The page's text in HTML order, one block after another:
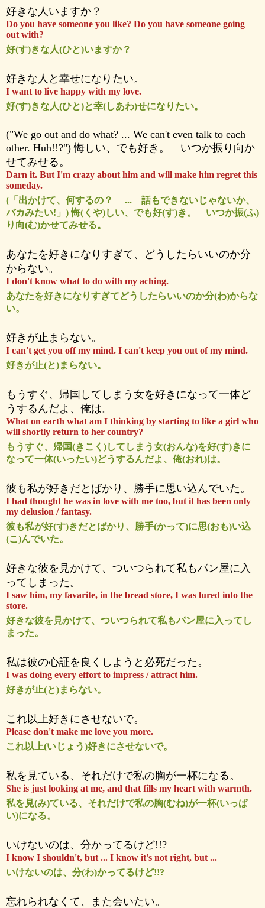
好きな人いますか？
Do you have someone you like? Do you have someone going
out with?
好(す)きな人(ひと)いますか？
好きな人と幸せになりたい。
I want to live happy with my love.
好(す)きな人(ひと)と幸(しあわ)せになりたい。
("We go out and do what? ... We can't even talk to each
other. Huh!!?") 悔しい、でも好き。 いつか振り向か
せてみせる。
Darn it. But I'm crazy about him and will make him regret this
someday.
(「出かけて、何するの？ ... 話もできないじゃないか、
バカみたい!」) 悔(くや)しい、でも好(す)き。 いつか振(ふ)
り向(む)かせてみせる。
あなたを好きになりすぎて、どうしたらいいのか分
からない。
I don't know what to do with my aching.
あなたを好きになりすぎてどうしたらいいのか分(わ)からな
い。
好きが止まらない。
I can't get you off my mind. I can't keep you out of my mind.
好きが止(と)まらない。
もうすぐ、帰国してしまう女を好きになって一体ど
うするんだよ、俺は。
What on earth what am I thinking by starting to like a girl who
will shortly return to her country?
もうすぐ、帰国(きこく)してしまう女(おんな)を好(す)きに
なって一体(いったい)どうするんだよ、俺(おれ)は。
彼も私が好きだとばかり、勝手に思い込んでいた。
I had thought he was in love with me too, but it has been only
my delusion / fantasy.
彼も私が好(す)きだとばかり、勝手(かって)に思(おも)い込
(こ)んでいた。
好きな彼を見かけて、ついつられて私もパン屋に入
ってしまった。
I saw him, my favarite, in the bread store, I was lured into the
store.
好きな彼を見かけて、ついつられて私もパン屋に入ってし
まった。
私は彼の心証を良くしようと必死だった。
I was doing every effort to impress / attract him.
好きが止(と)まらない。
これ以上好きにさせないで。
Please don't make me love you more.
これ以上(いじょう)好きにさせないで。
私を見ている、それだけで私の胸が一杯になる。
She is just looking at me, and that fills my heart with warmth.
私を見(み)ている、それだけで私の胸(むね)が一杯(いっぱ
い)になる。
いけないのは、分かってるけど!!?
I know I shouldn't, but ... I know it's not right, but ...
いけないのは、分(わ)かってるけど!!?
忘れられなくて、また会いたい。